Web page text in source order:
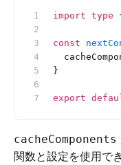
import type
const
}
export
cacheComponents
関数と設定を使用で